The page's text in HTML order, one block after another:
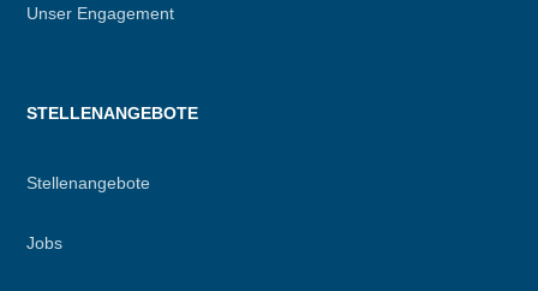
Unser Engagement
STELLENANGEBOTE
Stellenangebote
Jobs